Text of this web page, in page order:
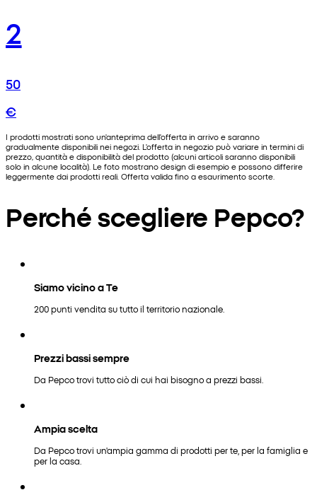
2
50
€
I prodotti mostrati sono un'anteprima dell'offerta in arrivo e saranno
gradualmente disponibili nei negozi. L'offerta in negozio può variare in termini di
prezzo, quantità e disponibilità del prodotto (alcuni articoli saranno disponibili
solo in alcune località). Le foto mostrano design di esempio e possono differire
leggermente dai prodotti reali. Offerta valida fino a esaurimento scorte.
Perché scegliere Pepco?
Siamo vicino a Te
200 punti vendita su tutto il territorio nazionale.
Prezzi bassi sempre
Da Pepco trovi tutto ciò di cui hai bisogno a prezzi bassi.
Ampia scelta
Da Pepco trovi un'ampia gamma di prodotti per te, per la famiglia e
per la casa.